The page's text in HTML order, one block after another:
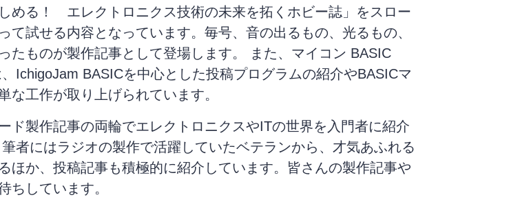
しめる！ エレクトロニクス技術の未来を拓くホビー誌」をスロー
て試せる内容となっています。毎号、音の出るもの、光るもの、
たものが製作記事として登場します。 また、マイコン BASIC
IchigoJam BASICを中心とした投稿プログラムの紹介やBASICマ
な工作が取り上げられています。
ド製作記事の両輪でエレクトロニクスやITの世界を入門者に紹介
者にはラジオの製作で活躍していたベテランから、才気あふれる
ほか、投稿記事も積極的に紹介しています。皆さんの製作記事や
ちしています。